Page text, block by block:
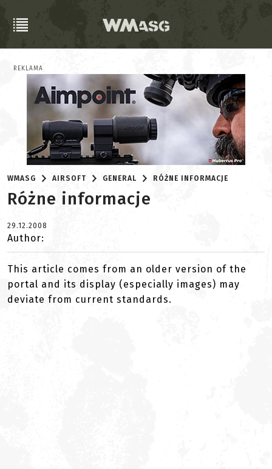
REKLAMA
WMASG AIRSOFT GENERAL RÓŻNE INFORMACJE
Różne informacje
29.12.2008
Author:
This article comes from an older version of the
portal and its display (especially images) may
deviate from current standards.